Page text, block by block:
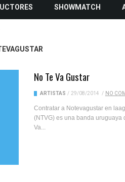
SHOWMATCH
No Te Va Gustar
ARTISTAS / 29/08/2014 / NO
Contratar a Notevagustar en
(NTVG) es una banda uruguaya
Va...